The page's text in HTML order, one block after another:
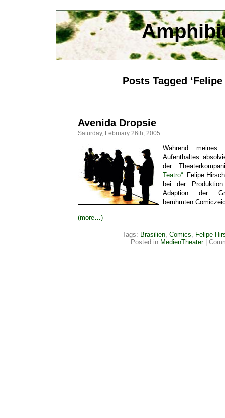
Posts Tagged ‘Felipe
Avenida Dropsie
Saturday, February 26th, 2005
Während meines
Aufenthaltes
der
Teatro“. Felipe
bei der
Adaption der
berühmten
(more…)
Tags: Brasilien, Comics, Felipe
Posted in MedienTheater|